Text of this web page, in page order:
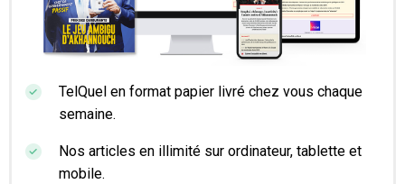
TelQuel en format papier livré chez vous chaque
semaine.
Nos articles en illimité sur ordinateur, tablette et
mobile.